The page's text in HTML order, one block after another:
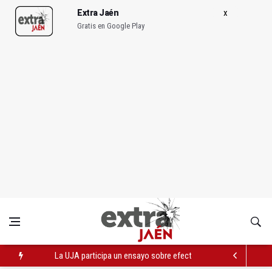
Extra Jaén
Gratis en Google Play
La UJA participa un ensayo sobre efectos del consumo de